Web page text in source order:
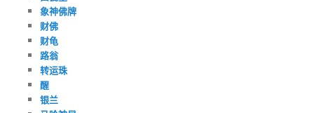
象神佛牌
财佛
财龟
路翁
转运珠
醒
银兰